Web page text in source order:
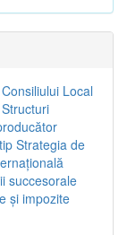
Local
Structuri
Strategia de
succesorale
şi impozite